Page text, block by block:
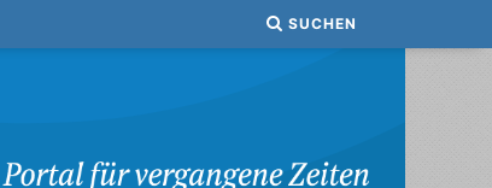
SUCHEN